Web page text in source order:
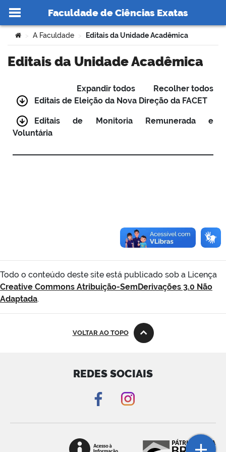
Ir para o conteúdo
Faculdade de Ciências Exatas
Você está aqui:
> A Faculdade > Editais da Unidade Acadêmica
Editais da Unidade Acadêmica
Expandir todos
Recolher todos
Editais de Eleição da Nova Direção da FACET
Editais de Monitoria Remunerada e
Voluntária
Todo o conteúdo deste site está publicado sob a Licença
Creative Commons Atribuição-SemDerivações 3.0 Não
Adaptada.
VOLTAR AO TOPO
REDES SOCIAIS